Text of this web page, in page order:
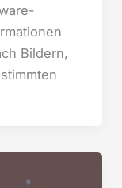
Bildern,